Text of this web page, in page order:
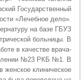
Государственный
«Лечебное дело».
на базе ГБУЗ
больницы. В
в качестве врача-
№23 РКБ №1. В
женское клиническое